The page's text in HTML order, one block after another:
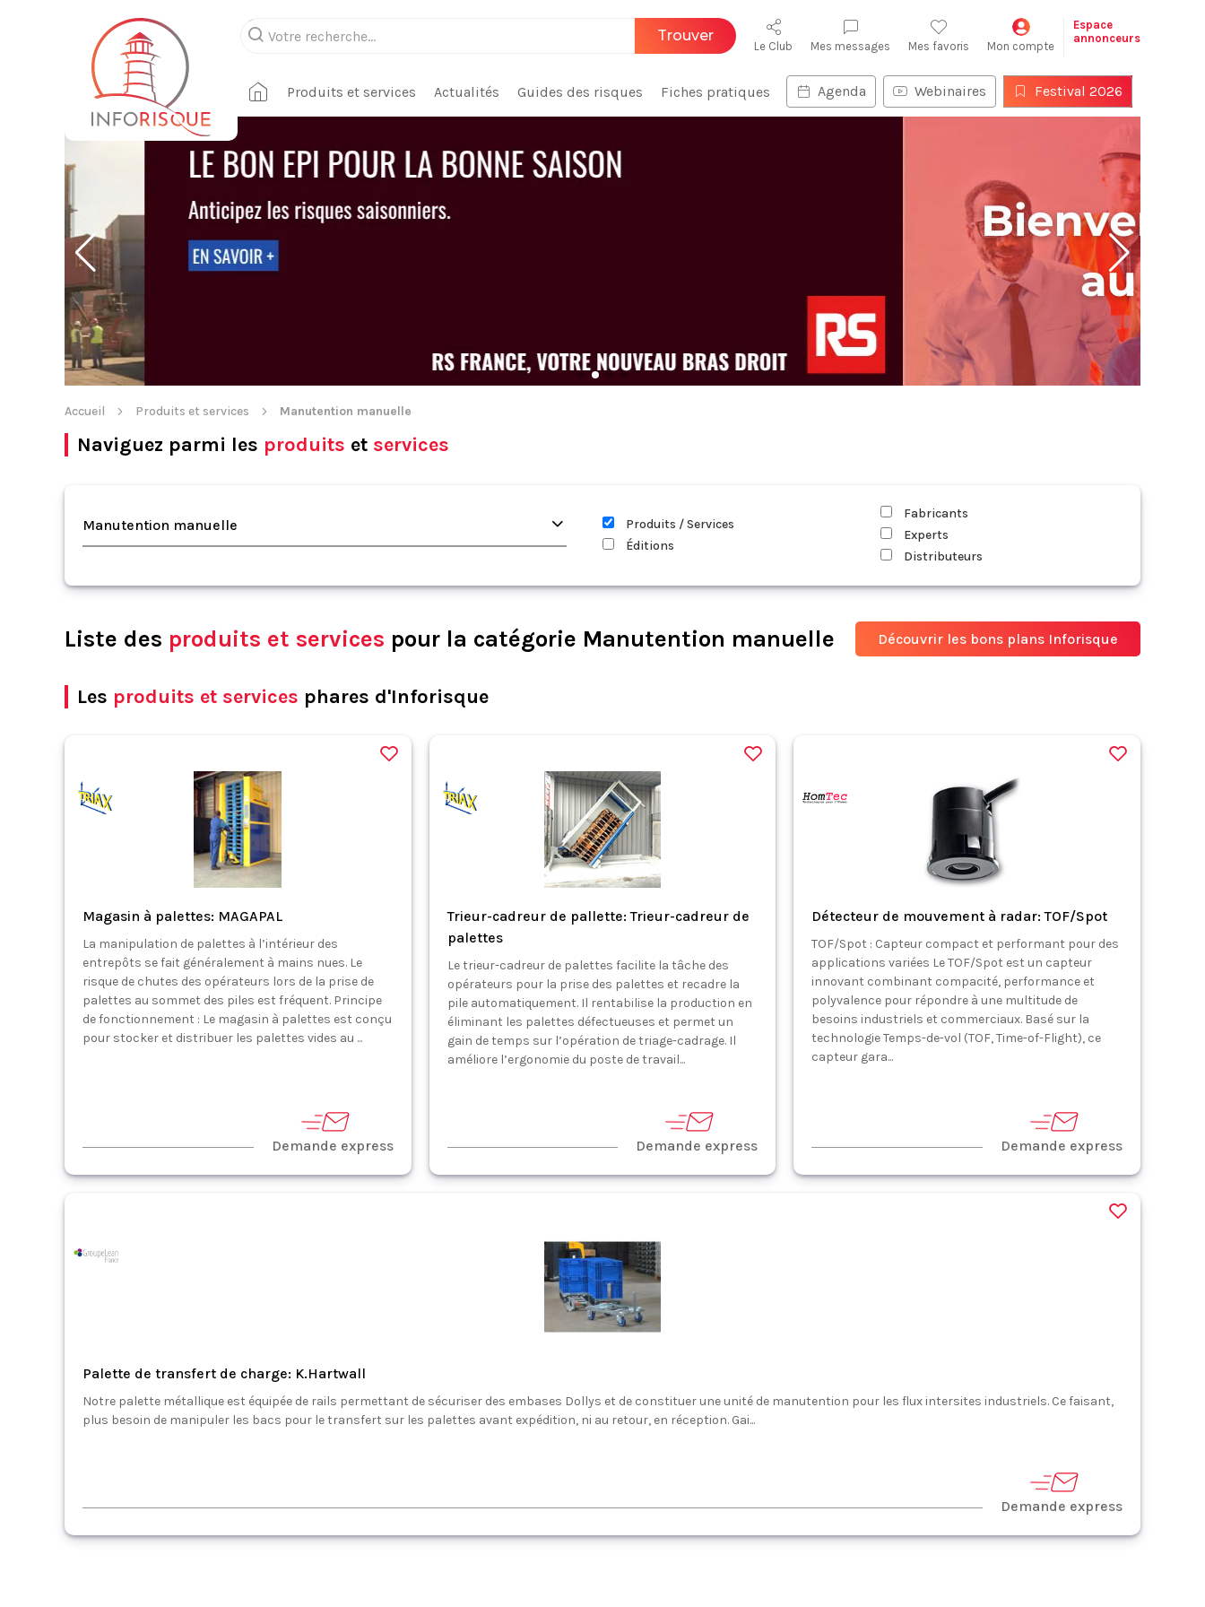
Trouver
Le Club Mes messages Mes favoris Mon compte
Espace
annonceurs
Produits et services Actualités Guides des risques Fiches pratiques Agenda Webinaires Festival 2026
Accueil Produits et services Manutention manuelle
Naviguez parmi les produits et services
Manutention manuelle
Produits / Services
Éditions
Fabricants
Experts
Distributeurs
Liste des produits et services pour la catégorie Manutention manuelle Découvrir les bons plans Inforisque
Les produits et services phares d'Inforisque
Magasin à palettes: MAGAPAL
La manipulation de palettes à l’intérieur des
entrepôts se fait généralement à mains nues. Le
risque de chutes des opérateurs lors de la prise de
palettes au sommet des piles est fréquent. Principe
de fonctionnement : Le magasin à palettes est conçu
pour stocker et distribuer les palettes vides au ...
Demande express
Trieur-cadreur de pallette: Trieur-cadreur de
palettes
Le trieur-cadreur de palettes facilite la tâche des
opérateurs pour la prise des palettes et recadre la
pile automatiquement. Il rentabilise la production en
éliminant les palettes défectueuses et permet un
gain de temps sur l’opération de triage-cadrage. Il
améliore l’ergonomie du poste de travail...
Demande express
Détecteur de mouvement à radar: TOF/Spot
TOF/Spot : Capteur compact et performant pour des
applications variées Le TOF/Spot est un capteur
innovant combinant compacité, performance et
polyvalence pour répondre à une multitude de
besoins industriels et commerciaux. Basé sur la
technologie Temps-de-vol (TOF, Time-of-Flight), ce
capteur gara...
Demande express
Palette de transfert de charge: K.Hartwall
Notre palette métallique est équipée de rails permettant de sécuriser des embases Dollys et de constituer une unité de manutention pour les flux intersites industriels. Ce faisant,
plus besoin de manipuler les bacs pour le transfert sur les palettes avant expédition, ni au retour, en réception. Gai...
Demande express